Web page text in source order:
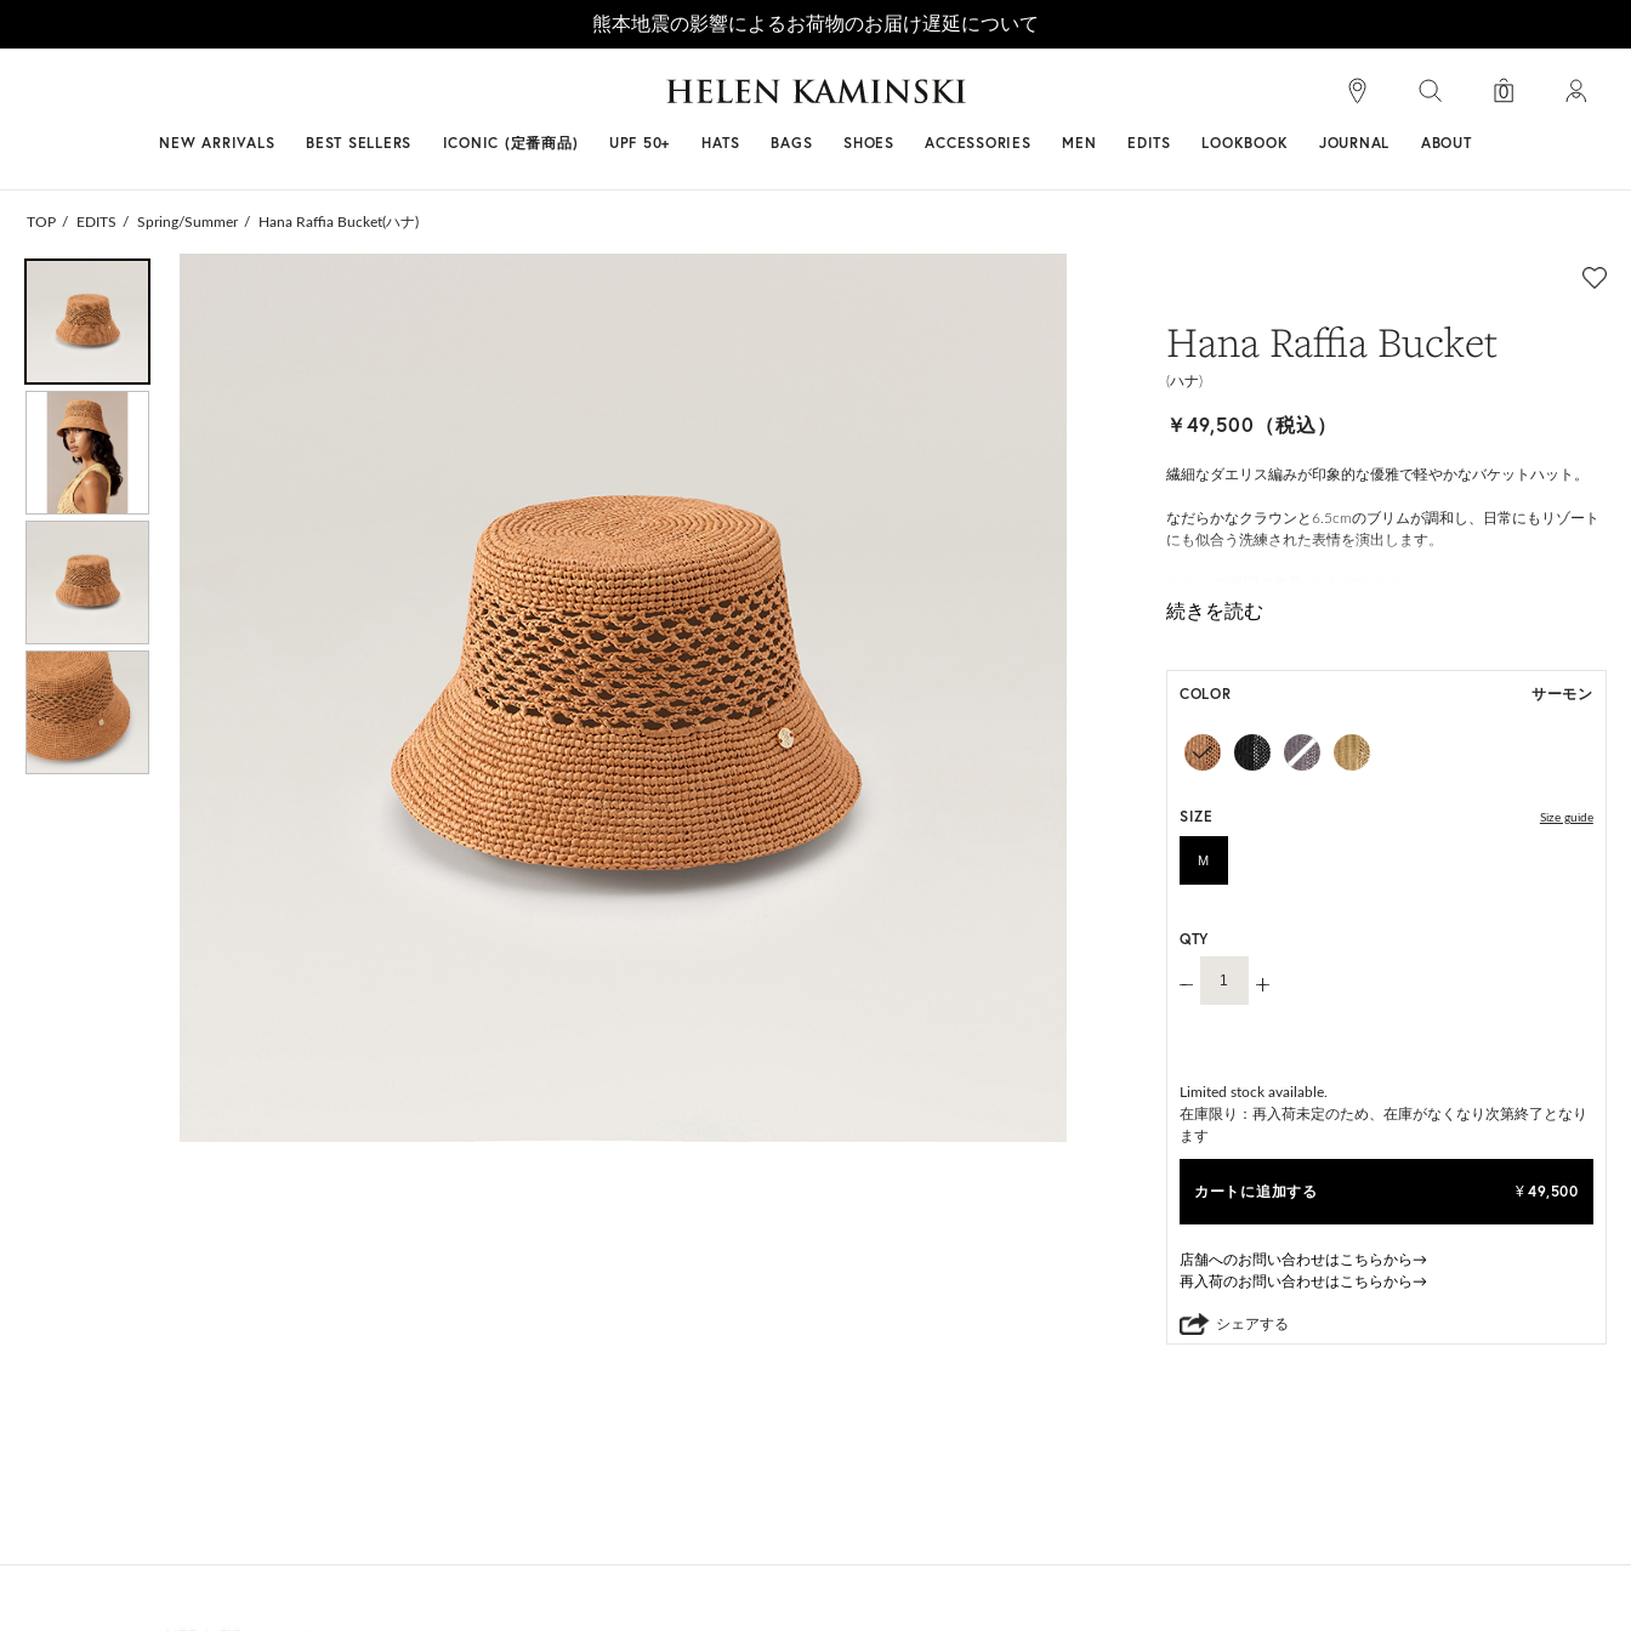
熊本地震の影響によるお荷物のお届け遅延について
#ビベット #キャップ #ビアンカ 0
NEW ARRIVALS BEST SELLERS ICONIC (定番商品) UPF 50+ HATS BAGS SHOES ACCESSORIES MEN EDITS LOOKBOOK JOURNAL ABOUT
TOP EDITS Spring/Summer Hana Raffia Bucket(ハナ)
Hana Raffia Bucket
(ハナ)
￥49,500（税込）
繊細なダエリス編みが印象的な優雅で軽やかなバケットハット。
なだらかなクラウンと6.5cmのブリムが調和し、日常にもリゾート
にも似合う洗練された表情を演出します。
M, L 展開の商品:M 57.5cm, L 59.5cm
ございます。
COLOR サーモン
SIZE Size guide
M
QTY
Limited stock available.
在庫限り：再入荷未定のため、在庫がなくなり次第終了となり
ます
カートに追加する ¥ 49,500
店舗へのお問い合わせはこちらから→
再入荷のお問い合わせはこちらから→
シェアする